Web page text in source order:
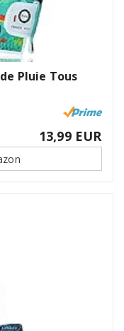
Pluie Tous
13,99 EUR